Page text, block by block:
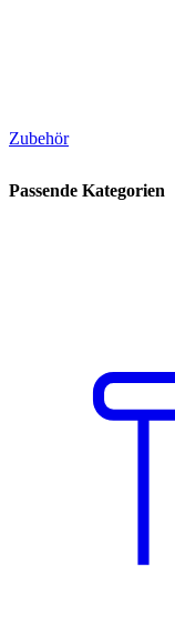
Zubehör
Passende Kategorien